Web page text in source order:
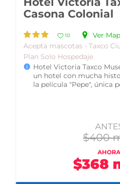
Casona Colonial
10
Ver
Acepta mascotas - Taxco
Plan Solo Hospedaje
Hotel Victoria Taxco
un hotel con mucha
la película "Pepe", única
$400
$368